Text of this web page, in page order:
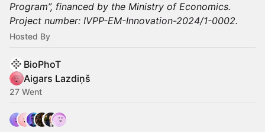
Program”, financed by the Ministry of Economics.
Project number: IVPP-EM-Innovation-2024/1-0002.
Hosted By
BioPhoT
Aigars Lazdiņš
27 Went